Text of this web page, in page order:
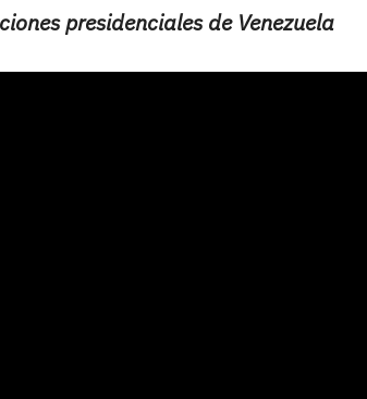
presidenciales de Venezuela